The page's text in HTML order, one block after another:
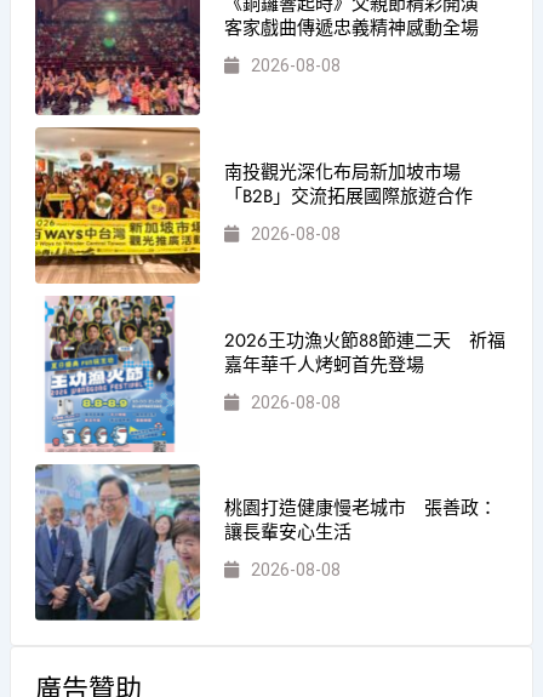
客家戲曲傳遞忠義精神感動全場
2026-08-08
南投觀光深化布局新加坡市場
「B2B」交流拓展國際旅遊合作
2026-08-08
2026王功漁火節88節連二天 祈福
嘉年華千人烤蚵首先登場
2026-08-08
桃園打造健康慢老城市 張善政：
讓長輩安心生活
2026-08-08
廣告贊助